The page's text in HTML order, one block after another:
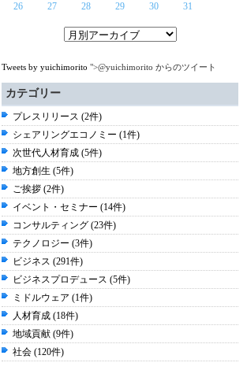
26 27 28 29 30 31
Tweets by yuichimorito ">@yuichimorito からのツイート
カテゴリー
プレスリリース (2件)
シェアリングエコノミー (1件)
次世代人材育成 (5件)
地方創生 (5件)
ご挨拶 (2件)
イベント・セミナー (14件)
コンサルティング (23件)
テクノロジー (3件)
ビジネス (291件)
ビジネスプロデュース (5件)
ミドルウェア (1件)
人材育成 (18件)
地域貢献 (9件)
社会 (120件)